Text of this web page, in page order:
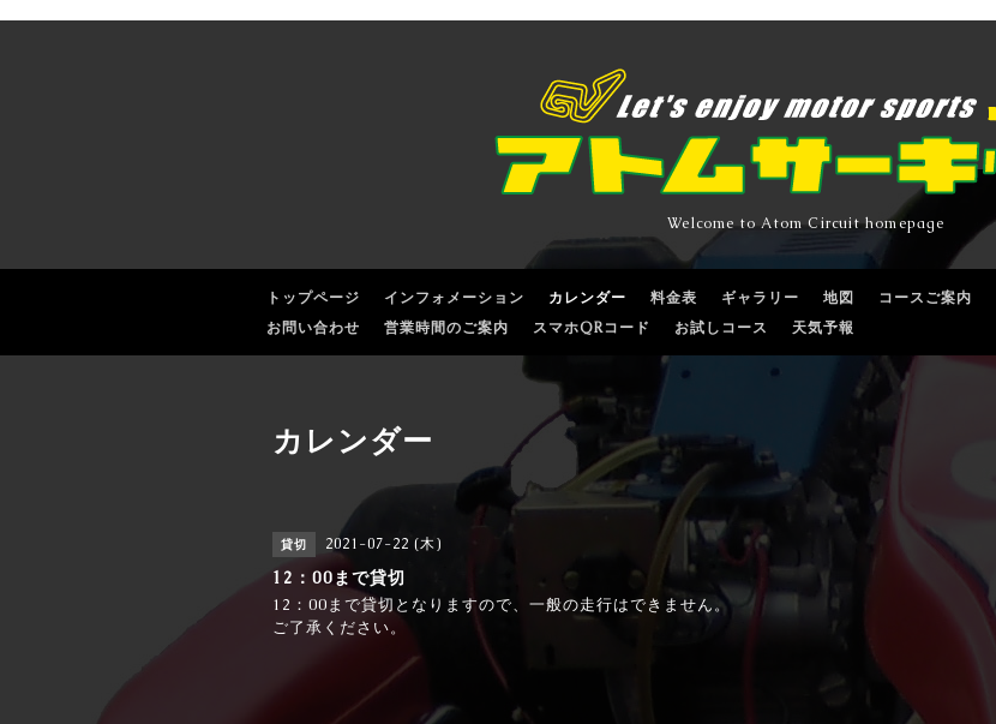
Welcome to Atom Circuit homepage
トップページ インフォメーション カレンダー 料金表 ギャラリー 地図 コースご案内
お問い合わせ
営業時間のご案内 スマホQRコード お試しコース 天気予報
カレンダー
貸切 2021-07-22 (木)
12：00まで貸切
12：00まで貸切となりますので、一般の走行はできません。
ご了承ください。